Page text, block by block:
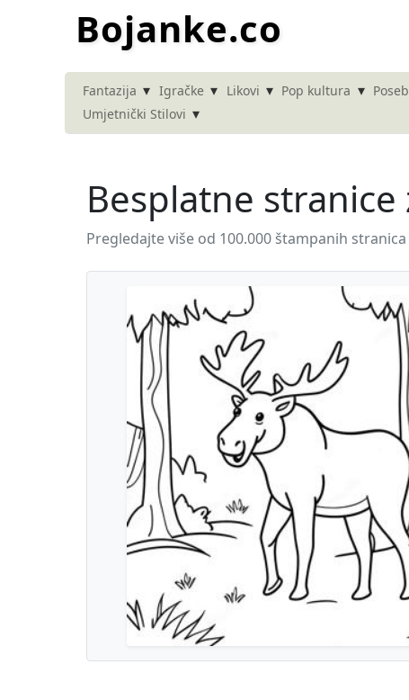
Bojanke.co
Fantazija ▾ Igračke ▾ Likovi ▾ Pop kultura ▾
Umjetnički Stilovi ▾
Besplatne
Pregledajte više od 100.000 štampanih